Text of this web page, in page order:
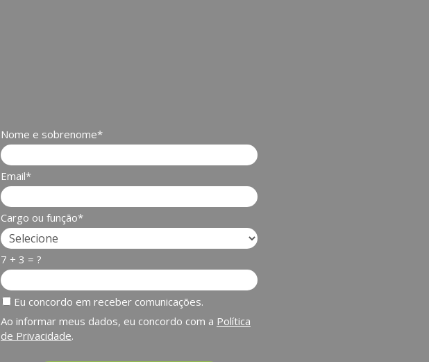
Nome e sobrenome*
Email*
Cargo ou função*
7 + 3 = ?
Eu concordo em receber comunicações.
Ao informar meus dados, eu concordo com a Política
de Privacidade.